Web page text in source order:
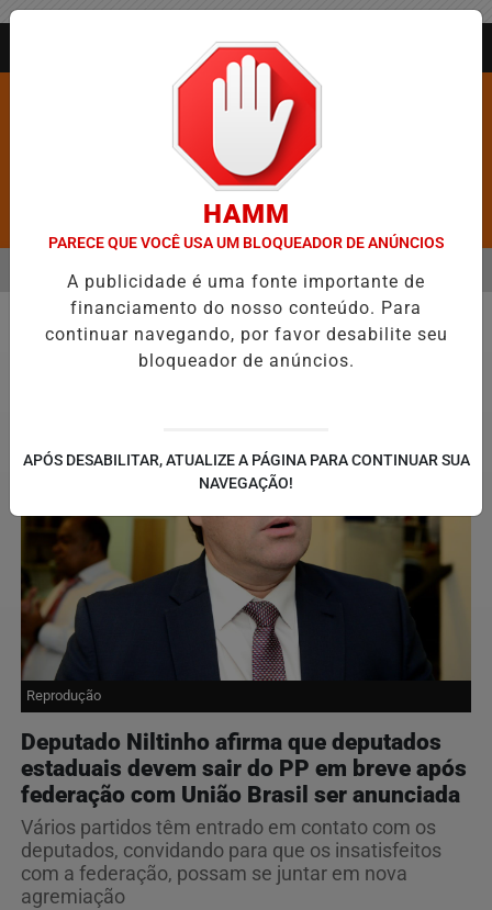
Pesquisar Notícia
DE FIGURAR ENTRE AS CINCO CIDADES MAIS VIOLENTAS DO
EM ALTA
MENU
Política
Reprodução
Deputado Niltinho afirma que deputados
estaduais devem sair do PP em breve após
federação com União Brasil ser anunciada
Vários partidos têm entrado em contato com os
deputados, convidando para que os insatisfeitos
com a federação, possam se juntar em nova
agremiação
HAMM
PARECE QUE VOCÊ USA UM BLOQUEADOR DE ANÚNCIOS
A publicidade é uma fonte importante de
financiamento do nosso conteúdo. Para
continuar navegando, por favor desabilite seu
bloqueador de anúncios.
APÓS DESABILITAR, ATUALIZE A PÁGINA PARA CONTINUAR SUA
NAVEGAÇÃO!